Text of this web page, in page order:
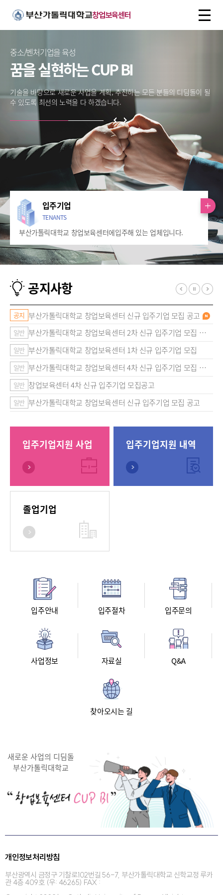
창업보육센터
전
체
메
중소/벤처기업을 육성
꿈을 실현하는 CUP BI
기술을 바탕으로 새로운 사업을 계획, 추진하는 모든 분들의 디딤돌이 될
수 있도록 최선의 노력을 다 하겠습니다.
입주기업
TENANTS
부산가톨릭대학교 창업보육센터에입주해 있는 업체입니다.
공지사항
공지 부산가톨릭대학교 창업보육센터 신규 입주기업 모집 공고
일반 부산가톨릭대학교 창업보육센터 2차 신규 입주기업 모집 재공고
일반 부산가톨릭대학교 창업보육센터 1차 신규 입주기업 모집
일반 부산가톨릭대학교 창업보육센터 4차 신규 입주기업 모집 재공고
일반 창업보육센터 4차 신규 입주기업 모집공고
일반 부산가톨릭대학교 창업보육센터 신규 입주기업 모집 공고
입주기업지원 사업 입주기업지원 내역
졸업기업
입주안내 입주절차 입주문의
사업정보 자료실 Q&A
찾아오시는 길
새로운 사업의 디딤돌
부산가톨릭대학교
개인정보처리방침
부산광역시 금정구 기찰로102번길 56-7, 부산가톨릭대학교 신학교정 루카
관 4층 409호 (우: 46265) FAX :